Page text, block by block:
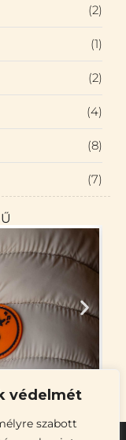
védelmét
szabott
(2)
(1)
(2)
(4)
(8)
(7)